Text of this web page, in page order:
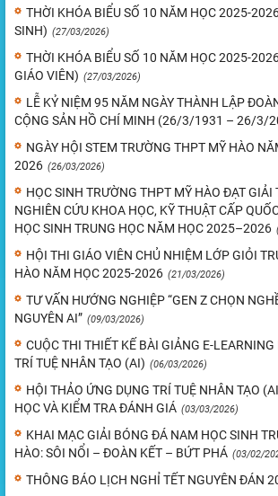
THỜI KHÓA BIỂU SỐ 10 NĂM HỌC 2025-
SINH) (27/03/2026)
THỜI KHÓA BIỂU SỐ 10 NĂM HỌC 2025-
GIÁO VIÊN) (27/03/2026)
LỄ KỶ NIỆM 95 NĂM NGÀY THÀNH LẬP
CỘNG SẢN HỒ CHÍ MINH (26/3/1931 – 26/3/
NGÀY HỘI STEM TRƯỜNG THPT MỸ HÀO
2026 (26/03/2026)
HỌC SINH TRƯỜNG THPT MỸ HÀO ĐẠT GIẢI
NGHIÊN CỨU KHOA HỌC, KỸ THUẬT CẤP
HỌC SINH TRUNG HỌC NĂM HỌC 2025–2026
HỘI THI GIÁO VIÊN CHỦ NHIỆM LỚP GIỎI
HÀO NĂM HỌC 2025-2026 (21/03/2026)
TƯ VẤN HƯỚNG NGHIỆP “GEN Z CHỌN
NGUYÊN AI” (09/03/2026)
CUỘC THI THIẾT KẾ BÀI GIẢNG E-
TRÍ TUỆ NHÂN TẠO (AI) (06/03/2026)
HỘI THẢO ỨNG DỤNG TRÍ TUỆ NHÂN TẠO
HỌC VÀ KIỂM TRA ĐÁNH GIÁ (03/03/2026)
KHAI MẠC GIẢI BÓNG ĐÁ NAM HỌC SINH
HÀO: SÔI NỔI – ĐOÀN KẾT – BỨT PHÁ (03/02/
THÔNG BÁO LỊCH NGHỈ TẾT NGUYÊN ĐÁN